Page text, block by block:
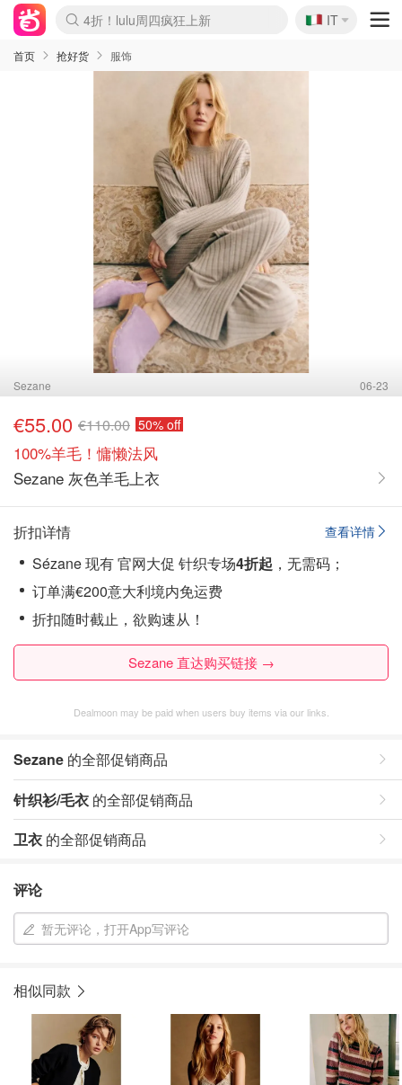
Boticinal 夏促开抢！
4折！lulu周四疯狂上新
速领！Stanley独家85折
Zalando 奥莱闪促！每日更新
🇮🇹
IT
首页 抢好货 服饰
Sezane 06-23
€55.00 €110.00 50% off
100%羊毛！慵懒法风
Sezane 灰色羊毛上衣
查看详情
折扣详情
Sézane 现有 官网大促 针织专场4折起 ，无需码；
订单满€200意大利境内免运费
折扣随时截止，欲购速从！
Sezane 直达购买链接 →
Dealmoon may be paid when users buy items via our links.
Sezane 的全部促销商品
针织衫/毛衣 的全部促销商品
卫衣 的全部促销商品
评论
暂无评论，打开App写评论
相似同款